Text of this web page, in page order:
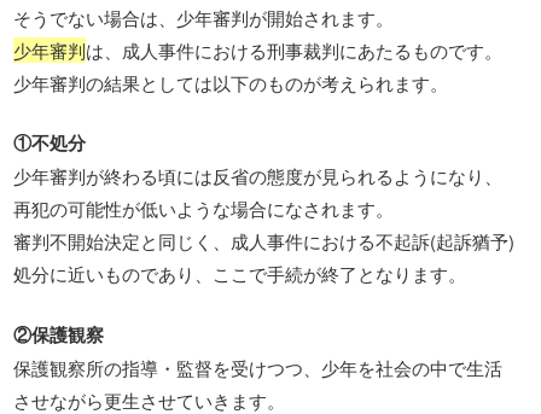
そうでない場合は、少年審判が開始されます。
少年審判は、成人事件における刑事裁判にあたるものです。
少年審判の結果としては以下のものが考えられます。
①不処分
少年審判が終わる頃には反省の態度が見られるようになり、
再犯の可能性が低いような場合になされます。
審判不開始決定と同じく、成人事件における不起訴(起訴猶予)
処分に近いものであり、ここで手続が終了となります。
②保護観察
保護観察所の指導・監督を受けつつ、少年を社会の中で生活
させながら更生させていきます。